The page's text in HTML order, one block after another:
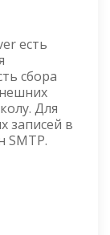
есть
сбора
Для
записей в
SMTP.